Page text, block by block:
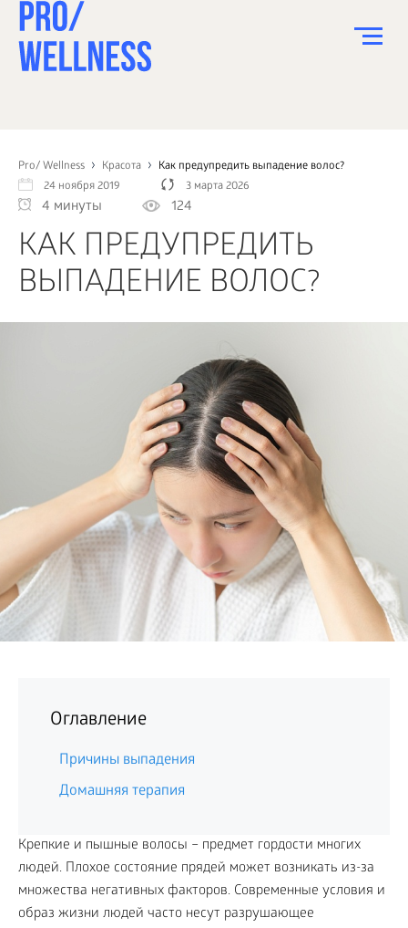
Pro/ Wellness Красота
Как предупредить выпадение волос?
24 ноября 2019
3 марта 2026
4 минуты 124
КАК ПРЕДУПРЕДИТЬ
ВЫПАДЕНИЕ ВОЛОС?
Оглавление
Причины выпадения
Домашняя терапия
Крепкие и пышные волосы – предмет гордости многих
людей. Плохое состояние прядей может возникать из-за
множества негативных факторов. Современные условия и
образ жизни людей часто несут разрушающее
СПОРТ
ЗДОРОВЬЕ
КРАСОТА
ПСИХОЛОГИЯ